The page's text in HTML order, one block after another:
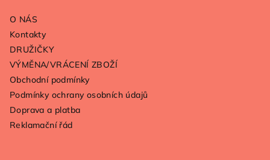
O NÁS
Kontakty
DRUŽIČKY
VÝMĚNA/VRÁCENÍ ZBOŽÍ
Obchodní podmínky
Podmínky ochrany osobních údajů
Doprava a platba
Reklamační řád